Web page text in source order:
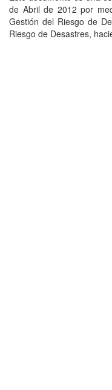
de Abril de 2012 por
Gestión del Riesgo de
Riesgo de Desastres,